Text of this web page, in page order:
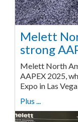
Melett
strong
Melett North
AAPEX 2025,
Expo in Las Vega
Plus ...